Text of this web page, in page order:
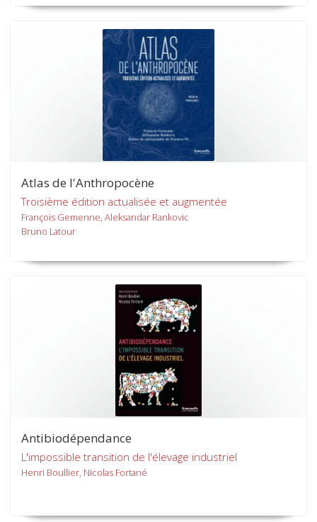
Atlas de l'Anthropocène
Troisième édition actualisée et augmentée
François Gemenne, Aleksandar Rankovic
Bruno Latour
Antibiodépendance
L'impossible transition de l'élevage industriel
Henri Boullier, Nicolas Fortané